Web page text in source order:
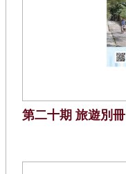
第二十期 旅遊別冊